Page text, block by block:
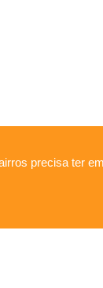
precisa ter